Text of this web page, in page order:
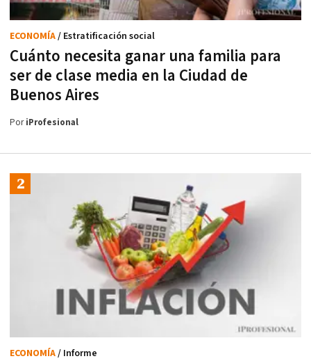
Cuánto necesita ganar una familia para
ser de clase media en la Ciudad de
Buenos Aires
ECONOMÍA/ Estratificación social
PoriProfesional
ECONOMÍA/ Informe